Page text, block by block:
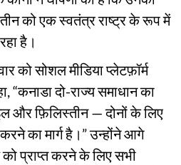
को एक स्वतंत्र राष्ट्र के रूप में
है।
को सोशल मीडिया प्लेटफ़ॉर्म
“कनाडा दो-राज्य समाधान का
और फ़िलिस्तीन — दोनों के लिए
का मार्ग है।” उन्होंने आगे
को प्राप्त करने के लिए सभी